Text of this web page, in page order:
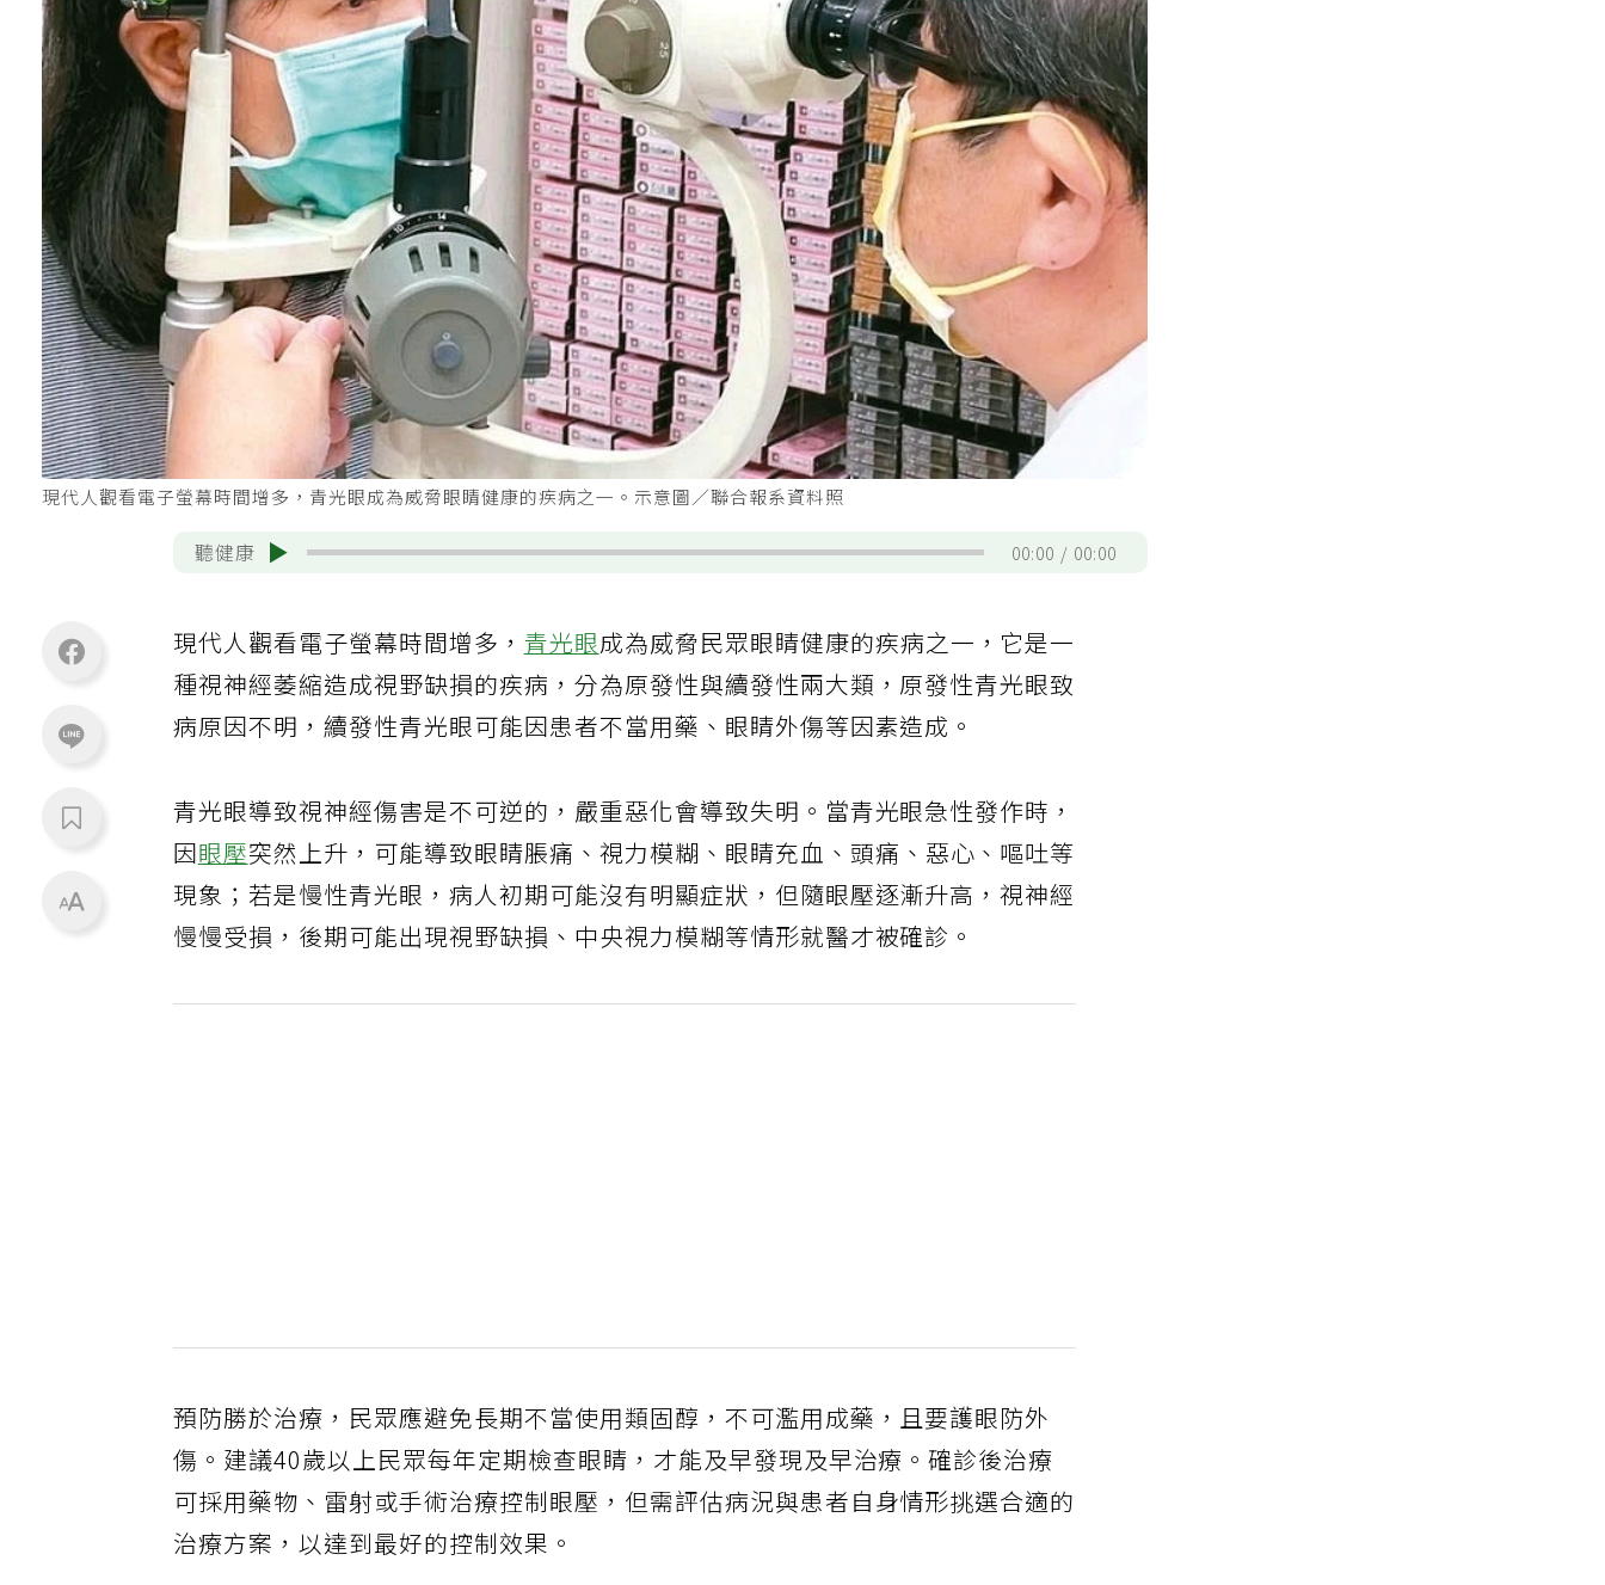
現代人觀看電子螢幕時間增多，青光眼成為威脅眼睛健康的疾病之一。示意圖／聯合報系資料照
聽健康 00:00 00:00
現代人觀看電子螢幕時間增多，青光眼成為威脅民眾眼睛健康的疾病之一，它是一
種視神經萎縮造成視野缺損的疾病，分為原發性與續發性兩大類，原發性青光眼致
病原因不明，續發性青光眼可能因患者不當用藥、眼睛外傷等因素造成。
青光眼導致視神經傷害是不可逆的，嚴重惡化會導致失明。當青光眼急性發作時，
因眼壓突然上升，可能導致眼睛脹痛、視力模糊、眼睛充血、頭痛、惡心、嘔吐等
現象；若是慢性青光眼，病人初期可能沒有明顯症狀，但隨眼壓逐漸升高，視神經
慢慢受損，後期可能出現視野缺損、中央視力模糊等情形就醫才被確診。
預防勝於治療，民眾應避免長期不當使用類固醇，不可濫用成藥，且要護眼防外
傷。建議40歲以上民眾每年定期檢查眼睛，才能及早發現及早治療。確診後治療
可採用藥物、雷射或手術治療控制眼壓，但需評估病況與患者自身情形挑選合適的
治療方案，以達到最好的控制效果。